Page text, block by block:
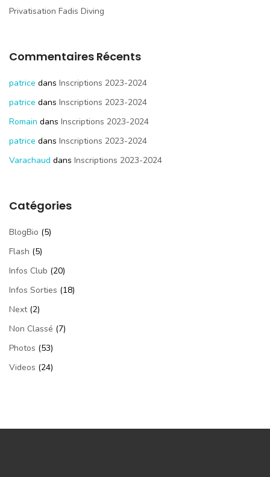
Privatisation Fadis Diving
Commentaires Récents
patrice dans Inscriptions 2023-2024
patrice dans Inscriptions 2023-2024
Romain dans Inscriptions 2023-2024
patrice dans Inscriptions 2023-2024
Varachaud dans Inscriptions 2023-2024
Catégories
BlogBio (5)
Flash (5)
Infos Club (20)
Infos Sorties (18)
Next(2)
Non Classé (7)
Photos (53)
Videos (24)